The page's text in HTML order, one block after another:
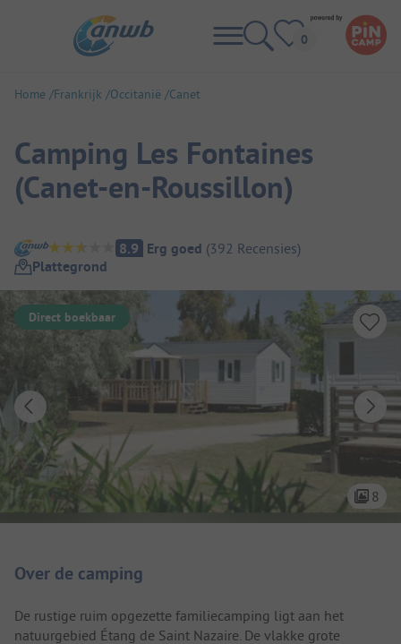
Home Frankrijk Occitanië Canet
Camping Les Fontaines
(Canet-en-Roussillon)
Camping overzicht
8.9 Erg goed (392 Recensies)
Plattegrond
Direct boekbaar
8
Over de camping
De rustige ruim opgezette familiecamping ligt aan het
natuurgebied Étang de Saint Nazaire. De vlakke grote